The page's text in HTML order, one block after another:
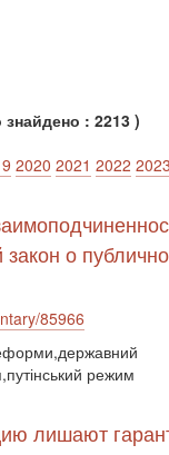
знайдено : 2213 )
2020 2021 2022
о
85966
режим
лишают